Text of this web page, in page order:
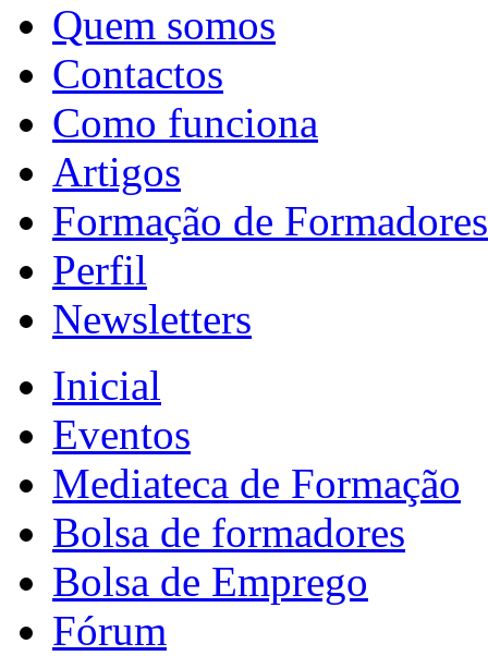
Quem somos
Contactos
Como funciona
Artigos
Formação de Formadores
Perfil
Newsletters
Inicial
Eventos
Mediateca de Formação
Bolsa de formadores
Bolsa de Emprego
Fórum